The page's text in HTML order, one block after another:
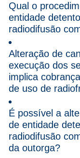
Qual o
entidade
radiodifusão
Alteração de
execução dos
implica
de uso de
É possível a
de entidade
radiodifusão
da outorga?